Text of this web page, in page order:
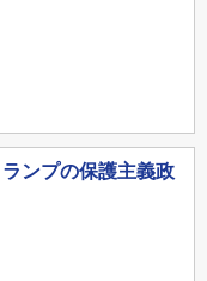
ンプの保護主義政